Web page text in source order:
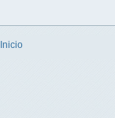
Inicio